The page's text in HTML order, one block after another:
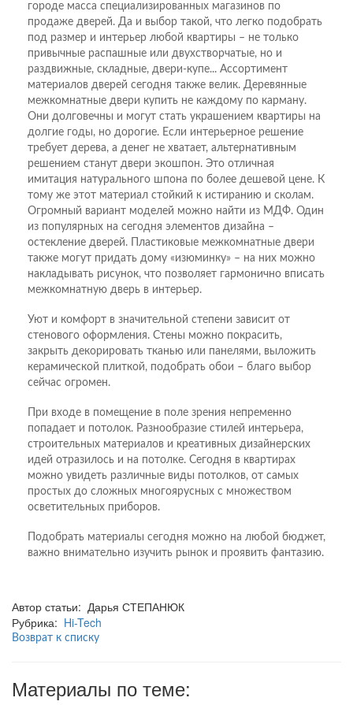
городе масса специализированных магазинов по
продаже дверей. Да и выбор такой, что легко подобрать
под размер и интерьер любой квартиры – не только
привычные распашные или двухстворчатые, но и
раздвижные, складные, двери-купе... Ассортимент
материалов дверей сегодня также велик. Деревянные
межкомнатные двери купить не каждому по карману.
Они долговечны и могут стать украшением квартиры на
долгие годы, но дорогие. Если интерьерное решение
требует дерева, а денег не хватает, альтернативным
решением станут двери экошпон. Это отличная
имитация натурального шпона по более дешевой цене. К
тому же этот материал стойкий к истиранию и сколам.
Огромный вариант моделей можно найти из МДФ. Один
из популярных на сегодня элементов дизайна –
остекление дверей. Пластиковые межкомнатные двери
также могут придать дому «изюминку» – на них можно
накладывать рисунок, что позволяет гармонично вписать
межкомнатную дверь в интерьер.
Уют и комфорт в значительной степени зависит от
стенового оформления. Стены можно покрасить,
закрыть декорировать тканью или панелями, выложить
керамической плиткой, подобрать обои – благо выбор
сейчас огромен.
При входе в помещение в поле зрения непременно
попадает и потолок. Разнообразие стилей интерьера,
строительных материалов и креативных дизайнерских
идей отразилось и на потолке. Сегодня в квартирах
можно увидеть различные виды потолков, от самых
простых до сложных многоярусных с множеством
осветительных приборов.
Подобрать материалы сегодня можно на любой бюджет,
важно внимательно изучить рынок и проявить фантазию.
Автор статьи: Дарья СТЕПАНЮК
Рубрика: Hi-Tech
Возврат к списку
Материалы по теме: